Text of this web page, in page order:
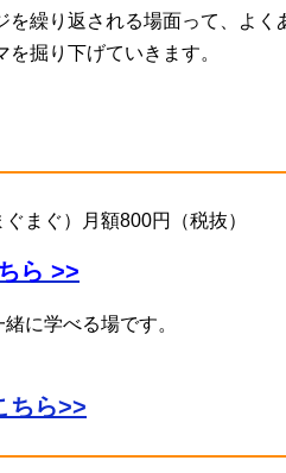
繰り返される場面って、よく
掘り下げていきます。
ぐまぐ）月額800円（税抜）
ら >>
に学べる場です。
ちら>>